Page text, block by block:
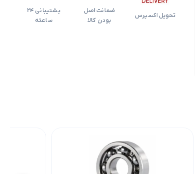
تحویل اکسپرس
ضمانت اصل
بودن کالا
پشتیبانی 24
ساعته